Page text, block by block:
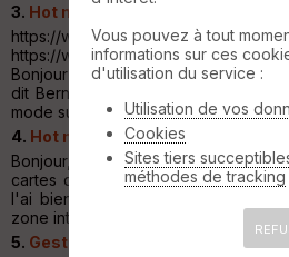
3. Hot map sur l'appli ?
https://www.visugpx.com/upload/
https://www.visugpx.com/upload/
Bonjour Admin, dois-je comprendre
dit Bernard.poize, je peux avoir les
mode suivi d...
4. Hot map sur l'appli ?
Bonjour, Je ne trouve pas la hot
cartes disponibles sur l'appli. Peut-
l'ai bien sur mon PC, et je la
zone interdites ou les chemins
5. Gestion des alarmes
(Thélème
Vous pouvez à tout
informations sur ces
d'utilisation du service :
Utilisation de vos
Cookies
Sites tiers
méthodes de tracking